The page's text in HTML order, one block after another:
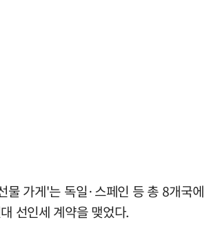
물 가게'는 독일·스페인 등 총 8개국에
선인세 계약을 맺었다.